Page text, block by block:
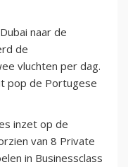
naar de
de
vluchten per dag.
pop de Portugese
inzet op de
van 8 Private
in Businessclass